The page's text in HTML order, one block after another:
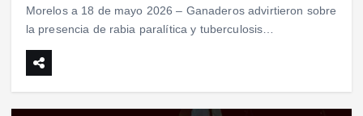
Morelos a 18 de mayo 2026 – Ganaderos advirtieron sobre
la presencia de rabia paralítica y tuberculosis…